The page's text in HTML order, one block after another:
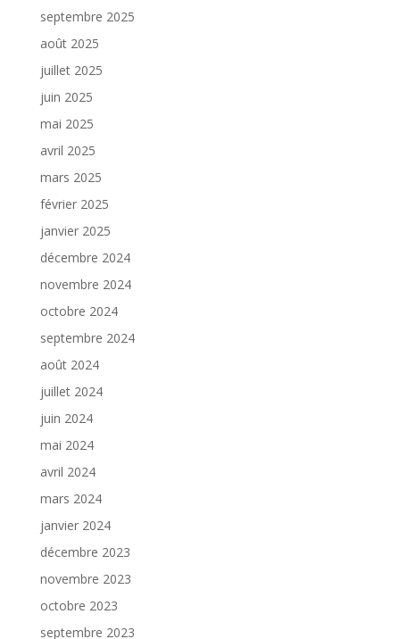
septembre 2025
août 2025
juillet 2025
juin 2025
mai 2025
avril 2025
mars 2025
février 2025
janvier 2025
décembre 2024
novembre 2024
octobre 2024
septembre 2024
août 2024
juillet 2024
juin 2024
mai 2024
avril 2024
mars 2024
janvier 2024
décembre 2023
novembre 2023
octobre 2023
septembre 2023